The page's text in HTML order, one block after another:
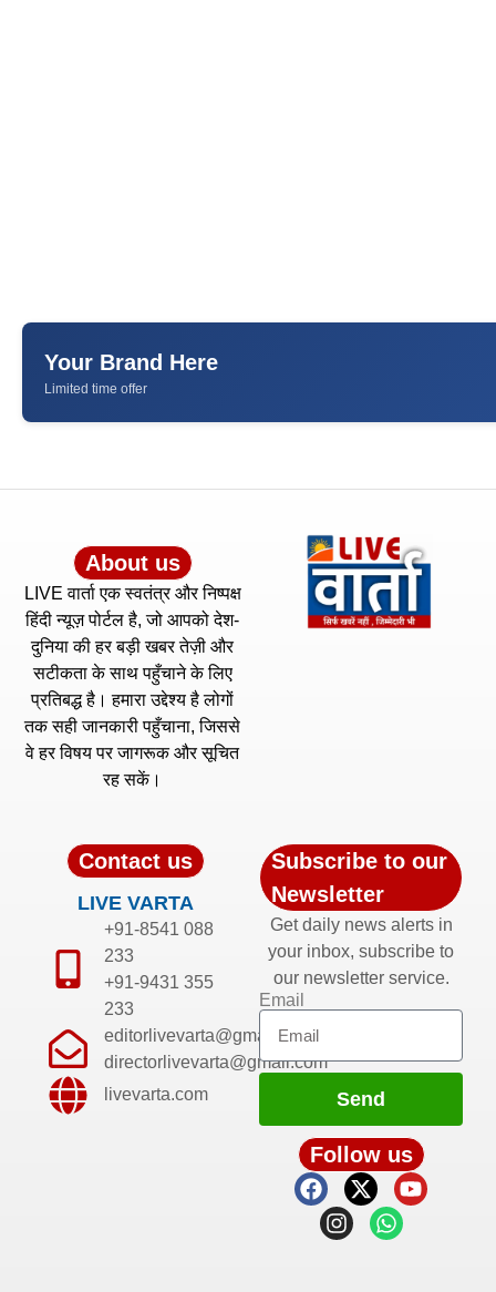
Your Brand Here
Limited time offer
About us
LIVE वार्ता एक स्वतंत्र और निष्पक्ष
हिंदी न्यूज़ पोर्टल है, जो आपको देश-
दुनिया की हर बड़ी खबर तेज़ी और
सटीकता के साथ पहुँचाने के लिए
प्रतिबद्ध है। हमारा उद्देश्य है लोगों
तक सही जानकारी पहुँचाना, जिससे
वे हर विषय पर जागरूक और सूचित
रह सकें।
Contact us
LIVE VARTA
+91-8541 088
233
+91-9431 355
233
editorlivevarta@gmail.com
directorlivevarta@gmail.com
livevarta.com
Subscribe to our
Newsletter
Get daily news alerts in
your inbox, subscribe to
our newsletter service.
Email
Send
Follow us